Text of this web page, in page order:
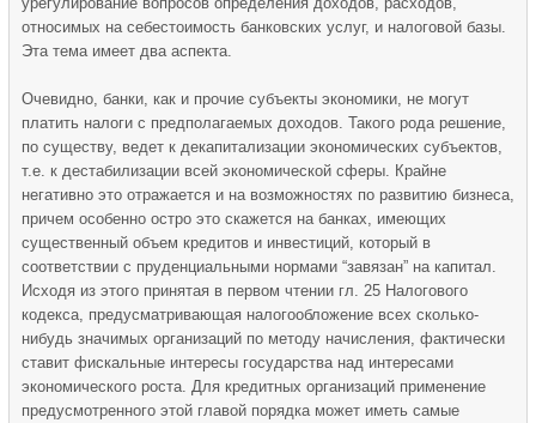
относимых на себестоимость банковских услуг, и налоговой базы.
Эта тема имеет два аспекта.
Очевидно, банки, как и прочие субъекты экономики, не могут
платить налоги с предполагаемых доходов. Такого рода решение,
по существу, ведет к декапитализации экономических субъектов,
т.е. к дестабилизации всей экономической сферы. Крайне
негативно это отражается и на возможностях по развитию бизнеса,
причем особенно остро это скажется на банках, имеющих
существенный объем кредитов и инвестиций, который в
соответствии с пруденциальными нормами “завязан” на капитал.
Исходя из этого принятая в первом чтении гл. 25 Налогового
кодекса, предусматривающая налогообложение всех сколько-
нибудь значимых организаций по методу начисления, фактически
ставит фискальные интересы государства над интересами
экономического роста. Для кредитных организаций применение
предусмотренного этой главой порядка может иметь самые